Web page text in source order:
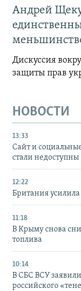
Андрей
Дискуссия
защиты прав
НОВОСТИ
13:33
Сайт и
стали недоступны
12:22
Британия
11:18
В Крыму снова
топлива
10:14
В СБС ВСУ
российского